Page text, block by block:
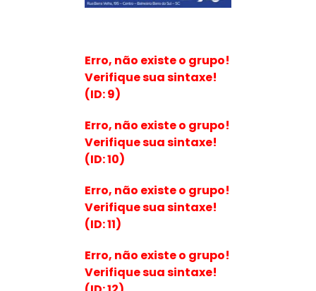
Erro, não existe o grupo!
Verifique sua sintaxe!
(ID: 9)
Erro, não existe o grupo!
Verifique sua sintaxe!
(ID: 10)
Erro, não existe o grupo!
Verifique sua sintaxe!
(ID: 11)
Erro, não existe o grupo!
Verifique sua sintaxe!